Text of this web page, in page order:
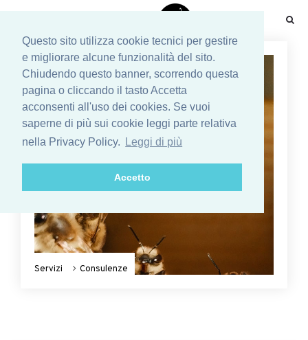
Questo sito utilizza cookie tecnici per gestire
e migliorare alcune funzionalità del sito.
Chiudendo questo banner, scorrendo questa
pagina o cliccando il tasto Accetta
acconsenti all'uso dei cookies. Se vuoi
saperne di più sui cookie leggi parte relativa
nella Privacy Policy.
Leggi di più
Accetto
Servizi Consulenze